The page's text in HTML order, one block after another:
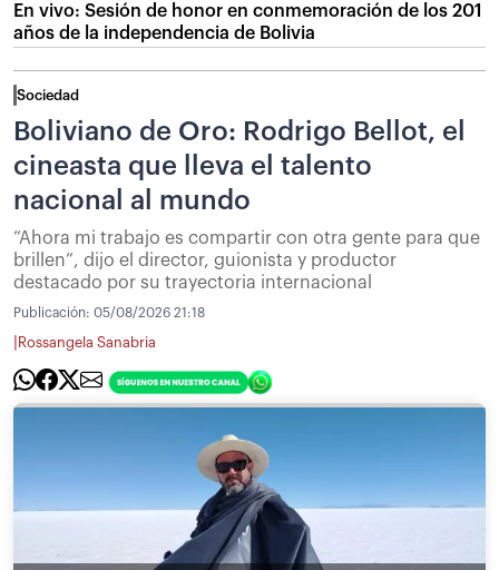
En vivo: Sesión de honor en conmemoración de los 201
años de la independencia de Bolivia
Sociedad
Boliviano de Oro: Rodrigo Bellot, el
cineasta que lleva el talento
nacional al mundo
“Ahora mi trabajo es compartir con otra gente para que
brillen”, dijo el director, guionista y productor
destacado por su trayectoria internacional
Publicación: 05/08/2026 21:18
Rossangela Sanabria